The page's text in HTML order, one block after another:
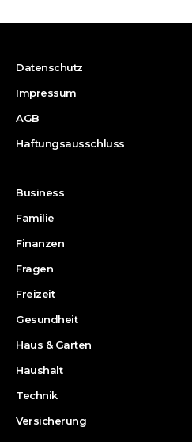
Datenschutz
Impressum
AGB
Haftungsausschluss
Business
Familie
Finanzen
Fragen
Freizeit
Gesundheit
Haus & Garten
Haushalt
Technik
Versicherung